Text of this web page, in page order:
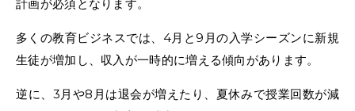
計画が必須となります。
多くの教育ビジネスでは、4月と9月の入学シーズンに新規
生徒が増加し、収入が一時的に増える傾向があります。
逆に、3月や8月は退会が増えたり、夏休みで授業回数が減